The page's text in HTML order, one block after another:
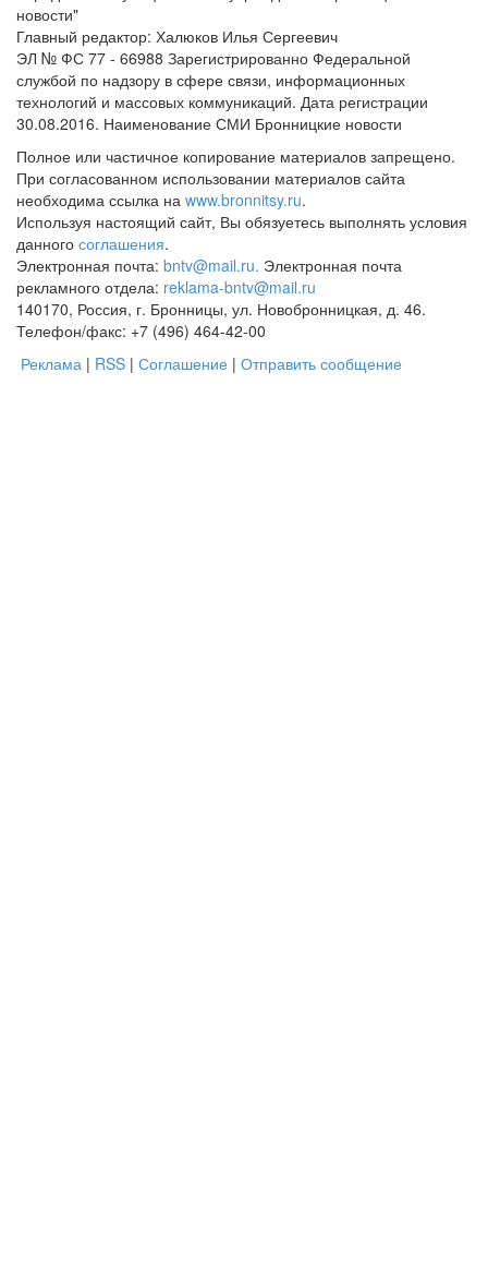
новости"
Главный редактор: Халюков Илья Сергеевич
ЭЛ № ФС 77 - 66988 Зарегистрированно Федеральной
службой по надзору в сфере связи, информационных
технологий и массовых коммуникаций. Дата регистрации
30.08.2016. Наименование СМИ Бронницкие новости
Полное или частичное копирование материалов запрещено.
При согласованном использовании материалов сайта
необходима ссылка на www.bronnitsy.ru.
Используя настоящий сайт, Вы обязуетесь выполнять условия
данного соглашения.
Электронная почта: bntv@mail.ru. Электронная почта
рекламного отдела: reklama-bntv@mail.ru
140170, Россия, г. Бронницы, ул. Новобронницкая, д. 46.
Телефон/факс: +7 (496) 464-42-00
Реклама | RSS | Соглашение | Отправить сообщение